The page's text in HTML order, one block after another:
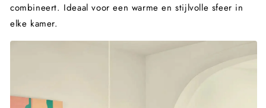
combineert. Ideaal voor een warme en stijlvolle sfeer in
elke kamer.